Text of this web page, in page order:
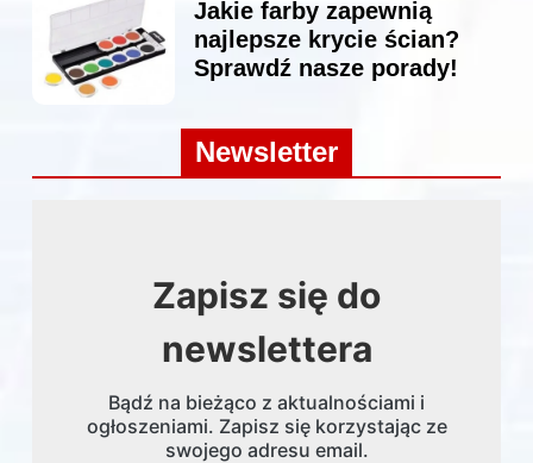
Jakie farby zapewnią
najlepsze krycie ścian?
Sprawdź nasze porady!
Newsletter
Zapisz się do
newslettera
Bądź na bieżąco z aktualnościami i
ogłoszeniami. Zapisz się korzystając ze
swojego adresu email.